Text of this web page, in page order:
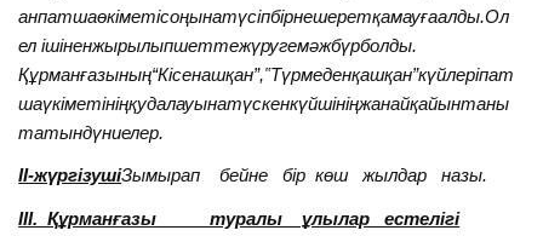
анпатшаөкіметісоңынатүсіпбірнешеретқамауғаалды.Ол
ел ішіненжырылыпшеттежүругемәжбүрболды.
Құрманғазының“Кісенашқан”,‟Түрмеденқашқан”күйлеріпат
шаүкіметініңқудалауынатүскенкүйшініңжанайқайынтаны
татындүниелер.
II-жүргізушіЗымырап бейне бір көш жылдар назы.
III. Құрманғазы туралы ұлылар естелігі